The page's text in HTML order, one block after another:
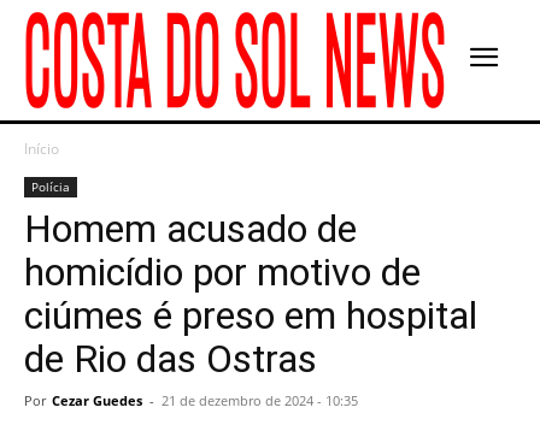
Início
Polícia
Homem acusado de
homicídio por motivo de
ciúmes é preso em hospital
de Rio das Ostras
Por Cezar Guedes - 21 de dezembro de 2024 - 10:35